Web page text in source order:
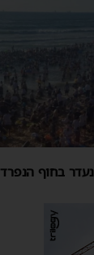
בחוף הנפרד